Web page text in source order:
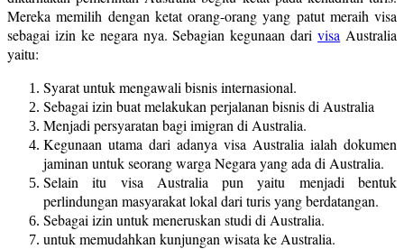
Mereka memilih dengan ketat orang-orang yang patut meraih visa
sebagai izin ke negara nya. Sebagian kegunaan darivisa Australia
yaitu:
Syarat untuk mengawali bisnis internasional.
Sebagai izin buat melakukan perjalanan bisnis di Australia
Menjadi persyaratan bagi imigran di Australia.
Kegunaan utama dari adanya visa Australia ialah dokumen
jaminan untuk seorang warga Negara yang ada di Australia.
Selain itu visa Australia pun yaitu menjadi bentuk
perlindungan masyarakat lokal dari turis yang berdatangan.
Sebagai izin untuk meneruskan studi di Australia.
untuk memudahkan kunjungan wisata ke Australia.